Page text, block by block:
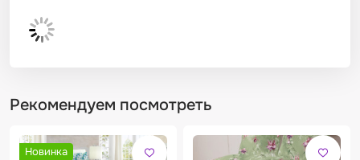
Рекомендуем посмотреть
Новинка